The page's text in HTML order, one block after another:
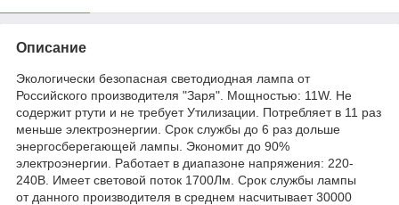
Описание
Экологически безопасная светодиодная лампа от
Российского производителя "Заря". Мощностью: 11W. Не
содержит ртути и не требует Утилизации. Потребляет в 11 раз
меньше электроэнергии. Срок службы до 6 раз дольше
энергосберегающей лампы. Экономит до 90%
электроэнергии. Работает в диапазоне напряжения: 220-
240В. Имеет световой поток 1700Лм. Срок службы лампы
от данного производителя в среднем насчитывает 30000